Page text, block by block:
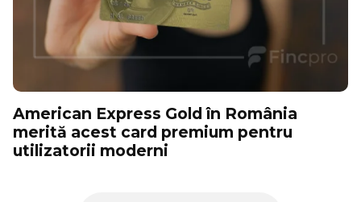
American Express Gold în România
merită acest card premium pentru
utilizatorii moderni